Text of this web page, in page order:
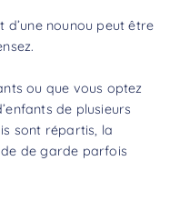
d’une nounou peut être
ou que vous optez
de plusieurs
sont répartis, la
de garde parfois